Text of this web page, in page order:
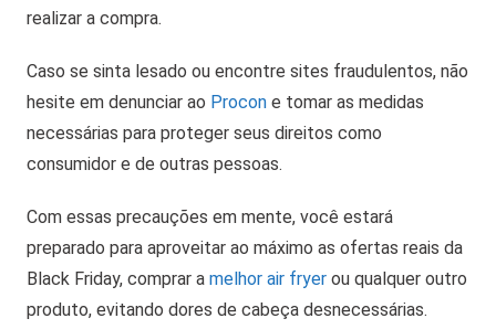
realizar a compra.
Caso se sinta lesado ou encontre sites fraudulentos, não
hesite em denunciar ao Procon e tomar as medidas
necessárias para proteger seus direitos como
consumidor e de outras pessoas.
Com essas precauções em mente, você estará
preparado para aproveitar ao máximo as ofertas reais da
Black Friday, comprar a melhor air fryer ou qualquer outro
produto, evitando dores de cabeça desnecessárias.